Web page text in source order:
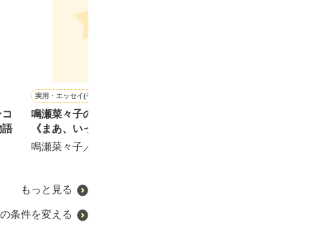
実用・エッセイ(その他)
鳴瀬菜々子の奇妙な日常
《まあ、いっか》
鳴瀬菜々子／著
もっと見る
条件を変える